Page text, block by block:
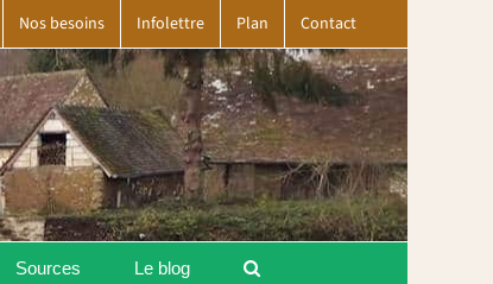
Nos besoins Infolettre Plan Contact
Sources Le blog